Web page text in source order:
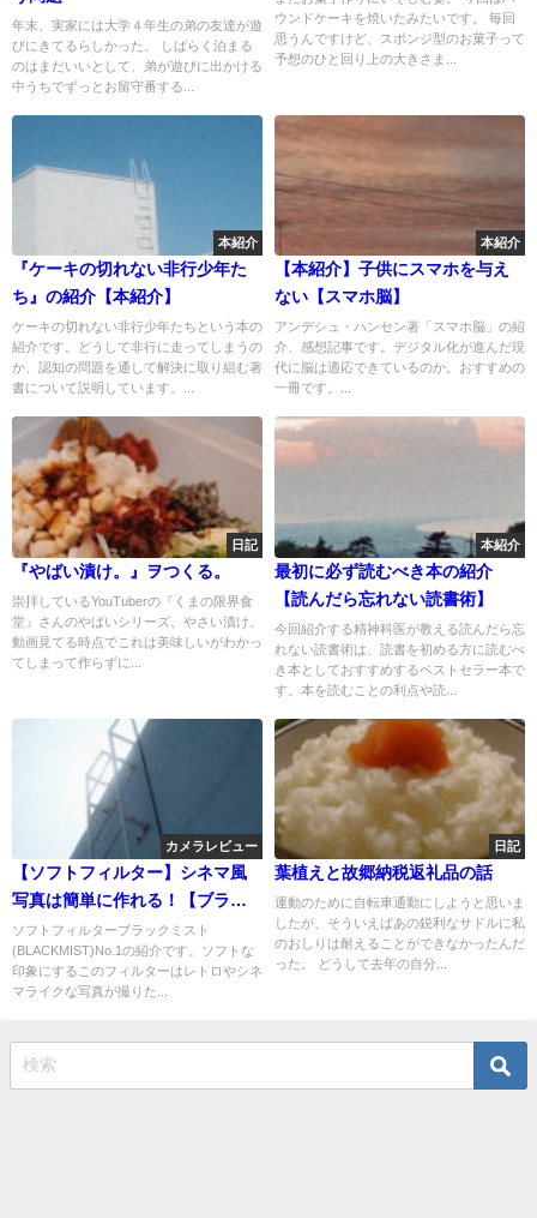
年末、実家には大学４年生の弟の友達が遊
びにきてるらしかった。 しばらく泊まる
のはまだいいとして、弟が遊びに出かける
中うちでずっとお留守番する...
ウンドケーキを焼いたみたいです。 毎回
思うんですけど、スポンジ型のお菓子って
予想のひと回り上の大きさま...
本紹介
『ケーキの切れない非行少年た
ち』の紹介【本紹介】
ケーキの切れない非行少年たちという本の
紹介です。どうして非行に走ってしまうの
か、認知の問題を通して解決に取り組む著
書について説明しています。...
本紹介
【本紹介】子供にスマホを与え
ない【スマホ脳】
アンデシュ・ハンセン著「スマホ脳」の紹
介、感想記事です。デジタル化が進んだ現
代に脳は適応できているのか。おすすめの
一冊です。...
日記
『やばい漬け。』ヲつくる。
崇拝しているYouTuberの『くまの限界食
堂』さんのやばいシリーズ、やさい漬け。
動画見てる時点でこれは美味しいがわかっ
てしまって作らずに...
本紹介
最初に必ず読むべき本の紹介
【読んだら忘れない読書術】
今回紹介する精神科医が教える読んだら忘
れない読書術は、読書を初める方に読むべ
き本としておすすめするベストセラー本で
す。本を読むことの利点や読...
カメラレビュー
【ソフトフィルター】シネマ風
写真は簡単に作れる！【ブラッ
クミストNo.1レビュー】
ソフトフィルターブラックミスト
(BLACKMIST)No.1の紹介です。ソフトな
印象にするこのフィルターはレトロやシネ
マライクな写真が撮りた...
日記
葉植えと故郷納税返礼品の話
運動のために自転車通勤にしようと思いま
したが、そういえばあの鋭利なサドルに私
のおしりは耐えることができなかったんだ
った。 どうして去年の自分...